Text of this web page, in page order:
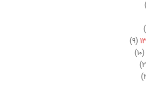
(۹)
(۱۰)